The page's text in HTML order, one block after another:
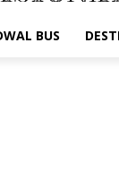
BUS